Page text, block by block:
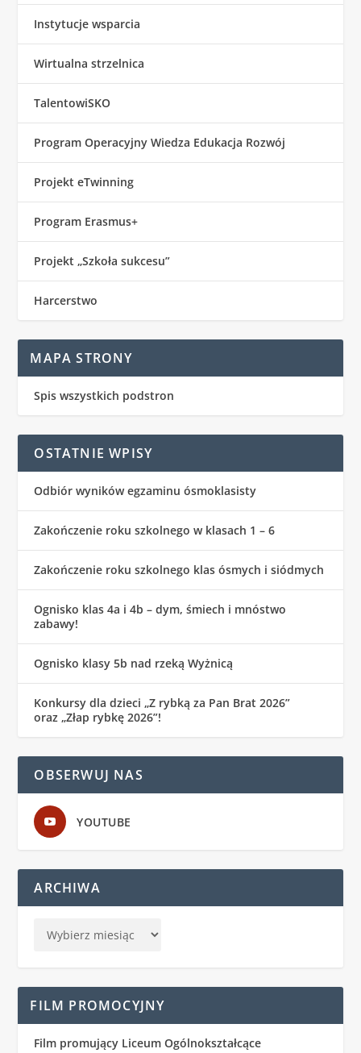
Instytucje wsparcia
Wirtualna strzelnica
TalentowiSKO
Program Operacyjny Wiedza Edukacja Rozwój
Projekt eTwinning
Program Erasmus+
Projekt „Szkoła sukcesu”
Harcerstwo
MAPA STRONY
Spis wszystkich podstron
OSTATNIE WPISY
Odbiór wyników egzaminu ósmoklasisty
Zakończenie roku szkolnego w klasach 1 – 6
Zakończenie roku szkolnego klas ósmych i siódmych
Ognisko klas 4a i 4b – dym, śmiech i mnóstwo
zabawy!
Ognisko klasy 5b nad rzeką Wyżnicą
Konkursy dla dzieci „Z rybką za Pan Brat 2026”
oraz „Złap rybkę 2026”!
OBSERWUJ NAS
YOUTUBE
ARCHIWA
FILM PROMOCYJNY
Film promujący Liceum Ogólnokształcące